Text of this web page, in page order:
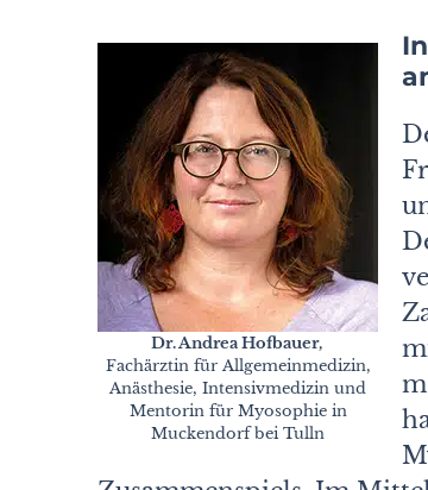
Dr. AndreaHofbauer,
Fachärztin für Allgemeinmedizin,
Anästhesie, Intensivmedizin und
Mentorin für Myosophie in
Muckendorf bei Tulln